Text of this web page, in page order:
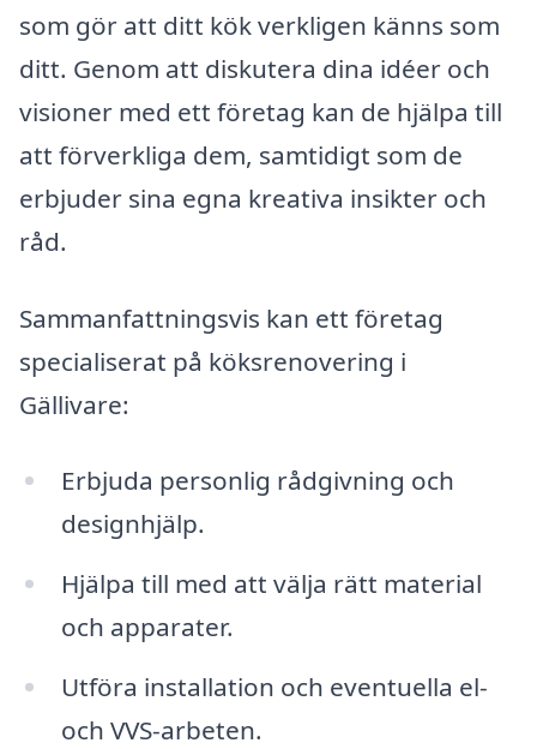
som gör att ditt kök verkligen känns som
ditt. Genom att diskutera dina idéer och
visioner med ett företag kan de hjälpa till
att förverkliga dem, samtidigt som de
erbjuder sina egna kreativa insikter och
råd.
Sammanfattningsvis kan ett företag
specialiserat på köksrenovering i
Gällivare:
Erbjuda personlig rådgivning och
designhjälp.
Hjälpa till med att välja rätt material
och apparater.
Utföra installation och eventuella el-
och VVS-arbeten.